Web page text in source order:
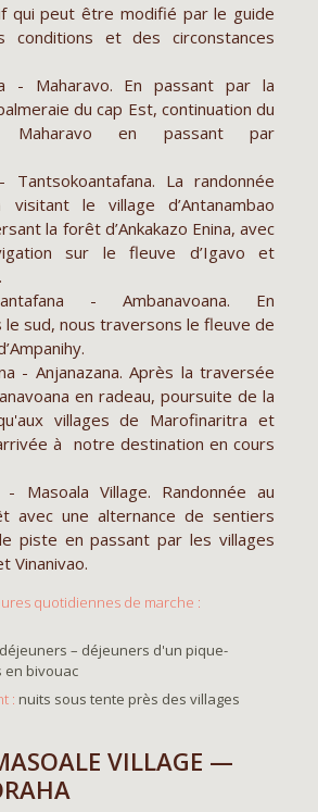
qui peut être modifié par le guide
conditions et des circonstances
- Maharavo. En passant par la
du cap Est, continuation du
Maharavo en passant par
Tantsokoantafana. La randonnée
le village d’Antanambao
la forêt d’Ankakazo Enina, avec
sur le fleuve d’Igavo et
- Ambanavoana. En
sud, nous traversons le fleuve de
- Anjanazana. Après la traversée
en radeau, poursuite de la
villages de Marofinaritra et
à notre destination en cours
- Masoala Village. Randonnée au
avec une alternance de sentiers
piste en passant par les villages
Vinanivao.
– déjeuners d'un pique-
en bivouac
: nuits sous tente près des villages
VILLAGE —